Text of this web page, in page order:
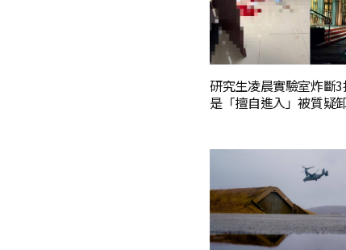
研究生凌晨實驗室炸斷
是「擅自進入」被質疑